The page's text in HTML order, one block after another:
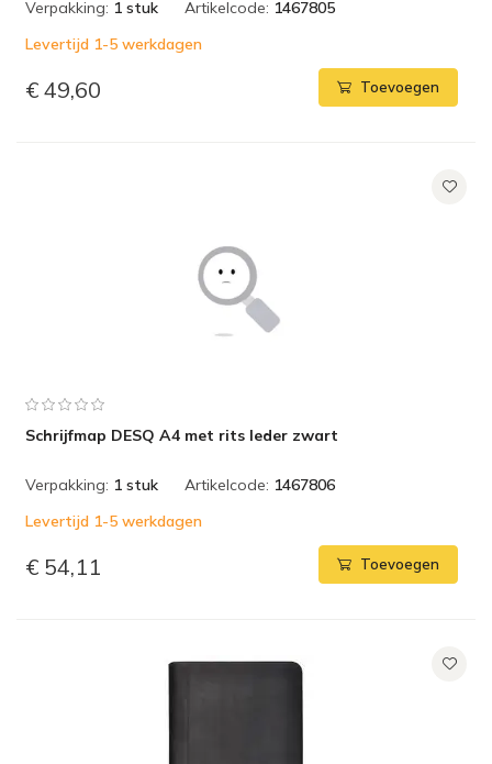
Verpakking: 1 stuk Artikelcode: 1467805
Levertijd 1-5 werkdagen
€ 49,60 Toevoegen
Schrijfmap DESQ A4 met rits leder zwart
Verpakking: 1 stuk Artikelcode: 1467806
Levertijd 1-5 werkdagen
€ 54,11 Toevoegen